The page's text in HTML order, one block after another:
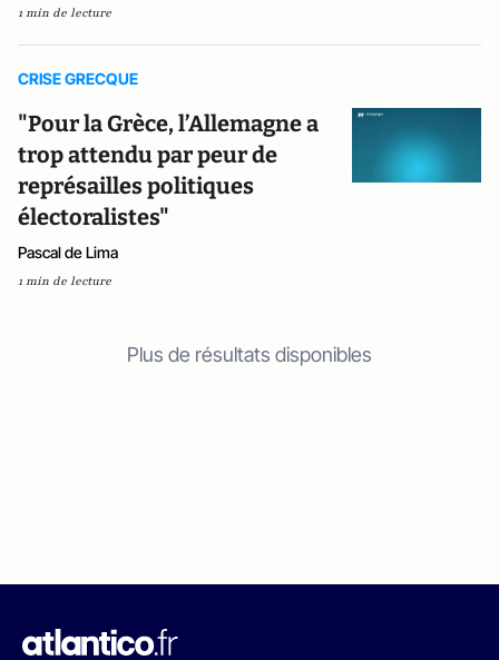
1 min de lecture
CRISE GRECQUE
"Pour la Grèce, l’Allemagne a
trop attendu par peur de
représailles politiques
électoralistes"
Pascal de Lima
1 min de lecture
Plus de résultats disponibles